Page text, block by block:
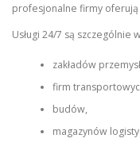
profesjonalne firmy oferują
Usługi 24/7 są szczególnie
zakładów
firm
budów,
magazynów